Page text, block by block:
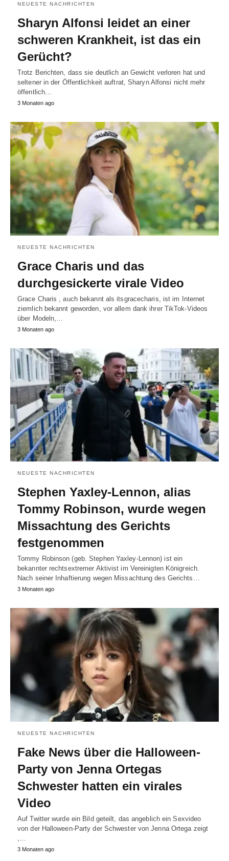
NEUESTE NACHRICHTEN
Sharyn Alfonsi leidet an einer
schweren Krankheit, ist das ein
Gerücht?
Trotz Berichten, dass sie deutlich an Gewicht verloren hat und
seltener in der Öffentlichkeit auftrat, Sharyn Alfonsi nicht mehr
öffentlich…
3 Monaten ago
NEUESTE NACHRICHTEN
Grace Charis und das
durchgesickerte virale Video
Grace Charis , auch bekannt als itsgracecharis, ist im Internet
ziemlich bekannt geworden, vor allem dank ihrer TikTok-Videos
über Modeln,…
3 Monaten ago
NEUESTE NACHRICHTEN
Stephen Yaxley-Lennon, alias
Tommy Robinson, wurde wegen
Missachtung des Gerichts
festgenommen
Tommy Robinson (geb. Stephen Yaxley-Lennon) ist ein
bekannter rechtsextremer Aktivist im Vereinigten Königreich.
Nach seiner Inhaftierung wegen Missachtung des Gerichts…
3 Monaten ago
NEUESTE NACHRICHTEN
Fake News über die Halloween-
Party von Jenna Ortegas
Schwester hatten ein virales
Video
Auf Twitter wurde ein Bild geteilt, das angeblich ein Sexvideo
von der Halloween-Party der Schwester von Jenna Ortega zeigt
3 Monaten ago